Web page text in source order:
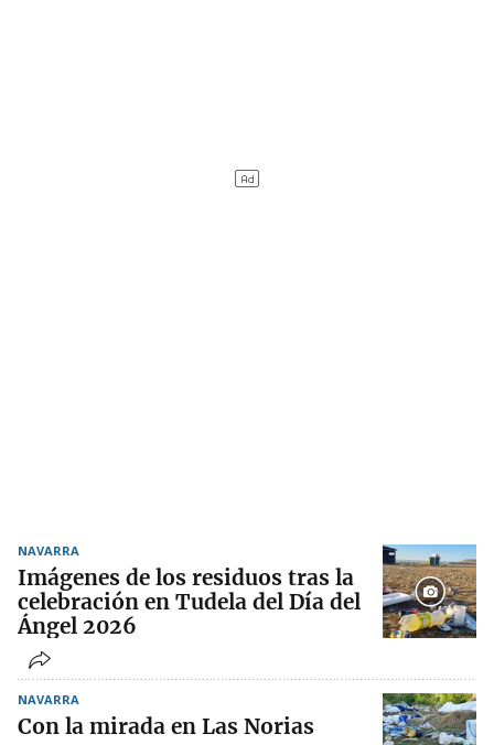
NAVARRA
Imágenes de los residuos tras la
celebración en Tudela del Día del
Ángel 2026
NAVARRA
Con la mirada en Las Norias